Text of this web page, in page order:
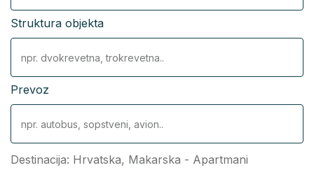
Struktura objekta
Prevoz
Destinacija: Hrvatska, Makarska - Apartmani